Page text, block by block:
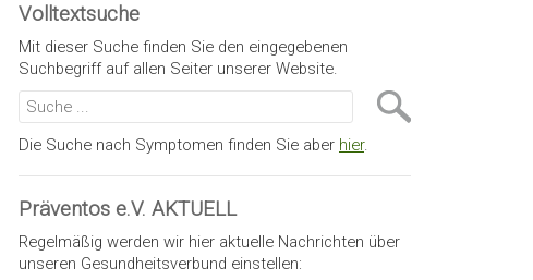
Volltextsuche
Mit dieser Suche finden Sie den eingegebenen
Suchbegriff auf allen Seiter unserer Website.
Die Suche nach Symptomen finden Sie aber hier.
Präventos e.V. AKTUELL
Regelmäßig werden wir hier aktuelle Nachrichten über
unseren Gesundheitsverbund einstellen: